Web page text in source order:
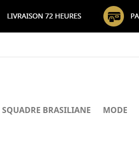
SQUADRE BRASILIANE MODE